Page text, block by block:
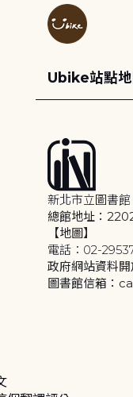
Ubike站點地
新北市立圖書
總館地址：
【地圖】
電話：02-
政府網站資料
圖書館信箱：